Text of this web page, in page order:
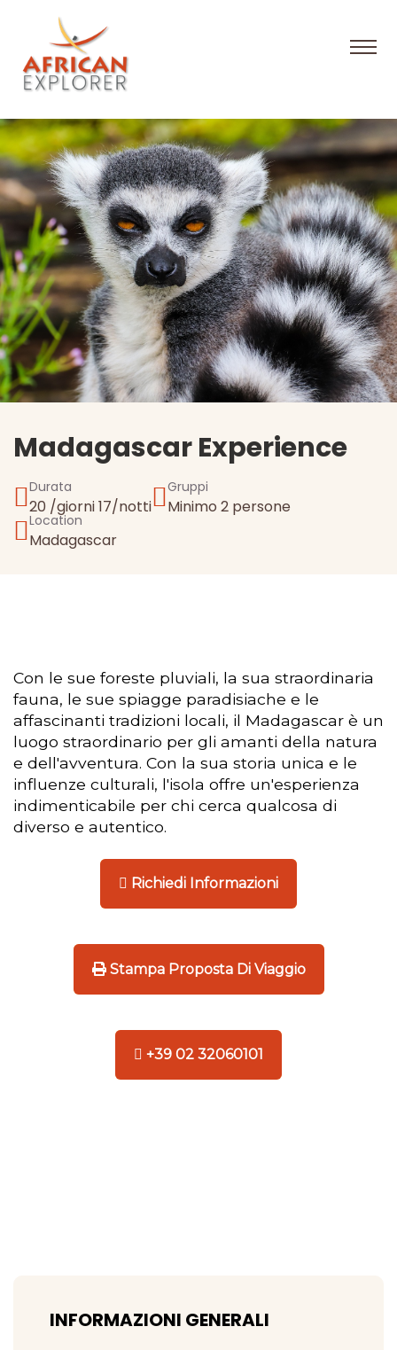
Madagascar Experience
Durata
20 /giorni 17/notti
Gruppi
Minimo 2 persone
Location
Madagascar
Con le sue foreste pluviali, la sua straordinaria
fauna, le sue spiagge paradisiache e le
affascinanti tradizioni locali, il Madagascar è un
luogo straordinario per gli amanti della natura
e dell'avventura. Con la sua storia unica e le
influenze culturali, l'isola offre un'esperienza
indimenticabile per chi cerca qualcosa di
diverso e autentico.
Richiedi Informazioni
Stampa Proposta Di Viaggio
+39 02 32060101
INFORMAZIONI GENERALI